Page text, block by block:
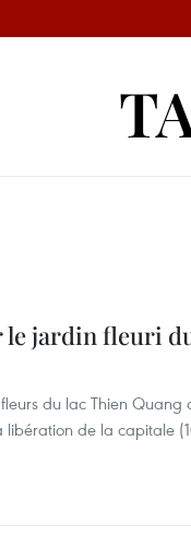
jardin fleuri
du lac Thien Quang
de la capitale